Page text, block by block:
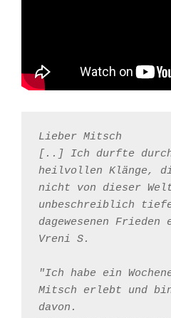
Lieber Mitsch
[..] Ich durfte
heilvollen Klänge,
nicht von dieser
unbeschreiblich
dagewesenen Frieden
Vreni S.
"Ich habe ein
Mitsch erlebt und
davon.